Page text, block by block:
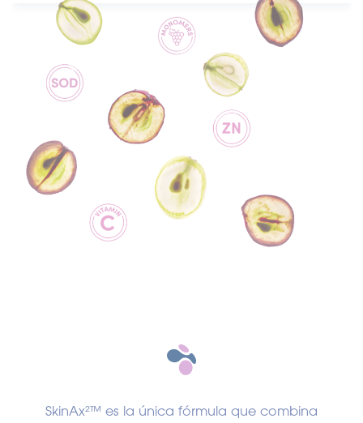
SkinAx²™ es la única fórmula que combina